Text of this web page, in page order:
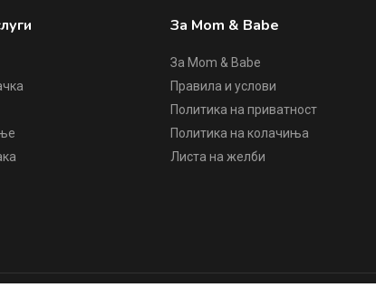
За Mom & Babe
За Mom & Babe
Правила и услови
Политика на приватност
Политика на колачиња
Листа на желби